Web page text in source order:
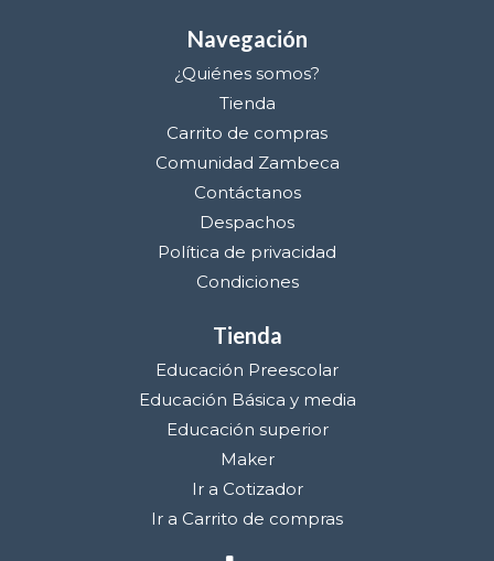
Navegación
¿Quiénes somos?
Tienda
Carrito de compras
Comunidad Zambeca
Contáctanos
Despachos
Política de privacidad
Condiciones
Tienda
Educación Preescolar
Educación Básica y media
Educación superior
Maker
Ir a Cotizador
Ir a Carrito de compras